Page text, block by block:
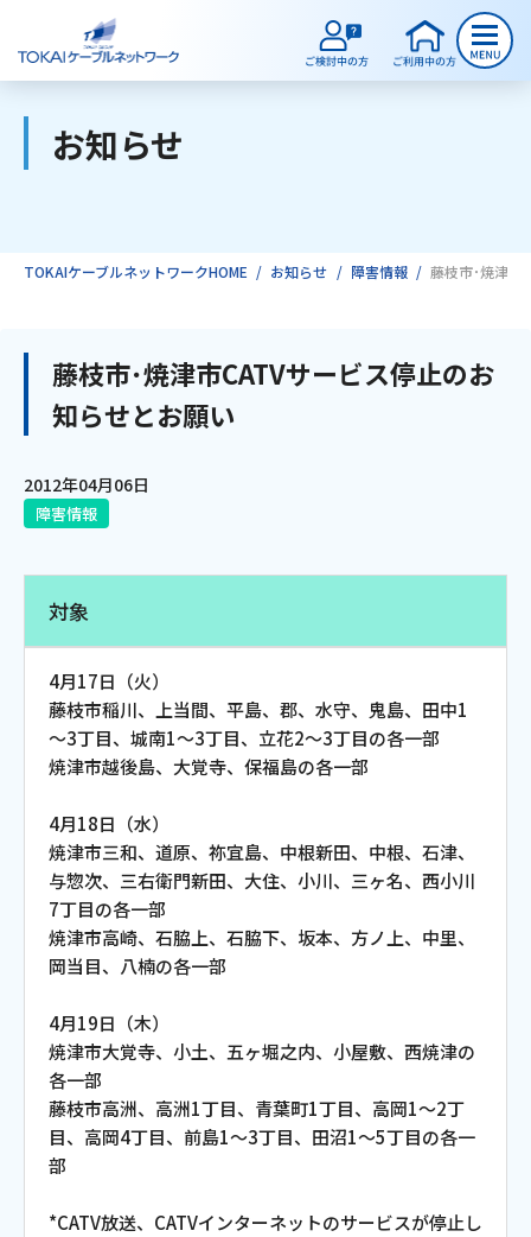
ご検討中のお客様
インターネット
電話
動画配信
おトクな情報
対応エリア よくあるご質問
受付時間：9:30〜18:00 年中無休
お知らせ
TOKAIケーブルネットワークHOME お知らせ 障害情報 藤枝市･焼津市
藤枝市･焼津市CATVサービス停止のお
知らせとお願い
2012年04月06日
障害情報
対象
4月17日（火）
藤枝市稲川、上当間、平島、郡、水守、鬼島、田中1
～3丁目、城南1～3丁目、立花2～3丁目の各一部
焼津市越後島、大覚寺、保福島の各一部
4月18日（水）
焼津市三和、道原、祢宜島、中根新田、中根、石津、
与惣次、三右衛門新田、大住、小川、三ヶ名、西小川
7丁目の各一部
焼津市高崎、石脇上、石脇下、坂本、方ノ上、中里、
岡当目、八楠の各一部
4月19日（木）
焼津市大覚寺、小土、五ヶ堀之内、小屋敷、西焼津の
各一部
藤枝市高洲、高洲1丁目、青葉町1丁目、高岡1～2丁
目、高岡4丁目、前島1～3丁目、田沼1～5丁目の各一
部
*CATV放送、CATVインターネットのサービスが停止し